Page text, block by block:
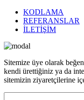
KODLAMA
REFERANSLAR
İLETİŞİM
Sitemize üye olarak
kendi ürettiğiniz ya da
sitemizin ziyaretçilerine